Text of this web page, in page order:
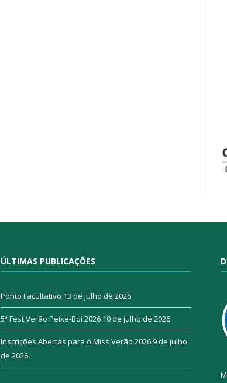
ÚLTIMAS PUBLICAÇÕES
Ponto Facultativo 13 de julho de 2026
5ª Fest Verão Peixe-Boi 2026 10 de julho de 2026
Inscrições Abertas para o Miss Verão 20269 de julho
de 2026